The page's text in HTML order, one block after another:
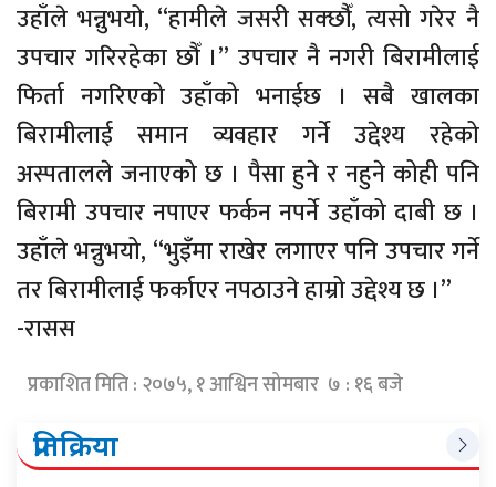
उहाँले भन्नुभयो, “हामीले जसरी सक्छौँं, त्यसो गरेर नै
उपचार गरिरहेका छौँ ।” उपचार नै नगरी बिरामीलाई
फिर्ता नगरिएको उहाँको भनाईछ । सबै खालका
बिरामीलाई समान व्यवहार गर्ने उद्देश्य रहेको
अस्पतालले जनाएको छ । पैसा हुने र नहुने कोही पनि
बिरामी उपचार नपाएर फर्कन नपर्ने उहाँको दाबी छ ।
उहाँले भन्नुभयो, “भुइँमा राखेर लगाएर पनि उपचार गर्ने
तर बिरामीलाई फर्काएर नपठाउने हाम्रो उद्देश्य छ ।”
-रासस
प्रकाशित मिति : २०७५, १ आश्विन सोमबार ७ : १६ बजे
प्रतिक्रिया